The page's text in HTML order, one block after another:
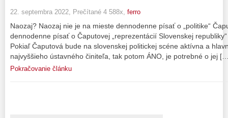
22. septembra 2022, Prečítané 4 588x, ferro
Naozaj? Naozaj nie je na mieste dennodenne písať o „politike“
dennodenne písať o Čaputovej „reprezentácií Slovenskej
Pokiaľ Čaputová bude na slovenskej politickej scéne aktívna a
najvyššieho ústavného činiteľa, tak potom ÁNO, je potrebné o jej
Pokračovanie článku